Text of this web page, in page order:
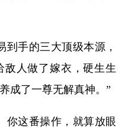
到手的三大顶级本源，
人做了嫁衣，硬生生
成了一尊无解真神。”
你这番操作，就算放眼